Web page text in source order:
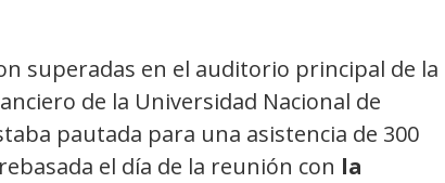
superadas en el auditorio principal de la
de la Universidad Nacional de
pautada para una asistencia de 300
el día de la reunión con la